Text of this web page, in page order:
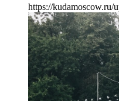
https://kudamoscow.ru/